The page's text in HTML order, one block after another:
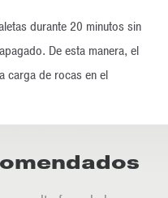
durante 20 minutos sin
De esta manera, el
carga de rocas en el